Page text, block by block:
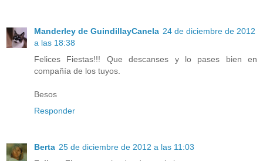
Manderley de GuindillayCanela 24 de diciembre de 2012
a las 18:38
Felices Fiestas!!! Que descanses y lo pases bien en
compañía de los tuyos.
Besos
Responder
Berta 25 de diciembre de 2012 a las 11:03